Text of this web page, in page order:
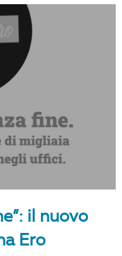
il nuovo
Ero